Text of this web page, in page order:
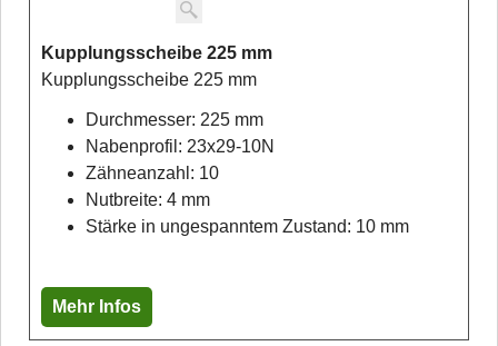
Kupplungsscheibe 225 mm
Kupplungsscheibe 225 mm
Durchmesser: 225 mm
Nabenprofil: 23x29-10N
Zähneanzahl: 10
Nutbreite: 4 mm
Stärke in ungespanntem Zustand: 10 mm
Mehr Infos